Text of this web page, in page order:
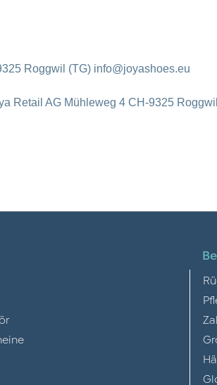
Roggwil (TG) info@joyashoes.eu
Retail AG Mühleweg 4 CH-9325